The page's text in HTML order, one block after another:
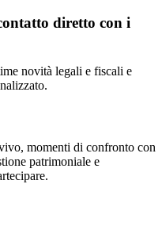
diretto con i
novità legali e fiscali e
momenti di confronto con
patrimoniale e